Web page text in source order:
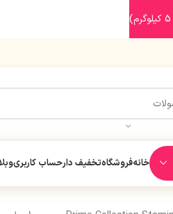
خانهفروشگاهتخفیف دارحساب کاربری